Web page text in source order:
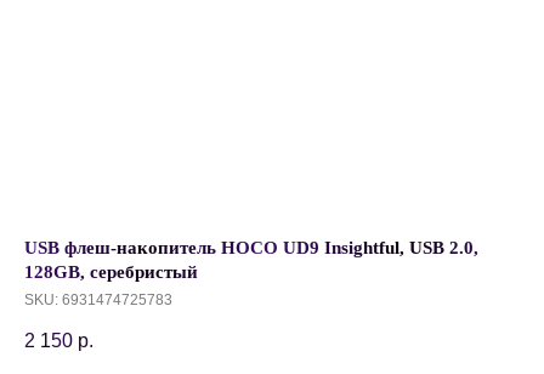
USB флеш-накопитель HOCO UD9 Insightful, USB 2.0,
128GB, серебристый
SKU: 6931474725783
2 150 р.